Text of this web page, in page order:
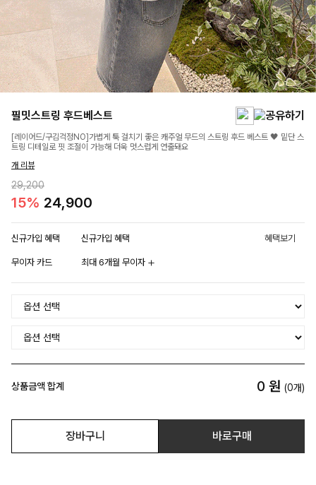
필밋스트링 후드베스트
[레이어드/구김걱정NO]가볍게 툭 걸치기 좋은 캐주얼 무드의 스트링 후드 베스트 🖤 밑단 스
트링 디테일로 핏 조절이 가능해 더욱 멋스럽게 연출돼요
개 리뷰
29,200
15% 24,900
신규가입 혜택 신규가입 혜택 혜택보기
무이자 카드 최대 6개월 무이자
상품금액 합계 0 원 (0개)
장바구니 바로구매